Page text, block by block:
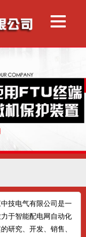
电气有限公司是一
于智能配电网自动化
研究、开发、销售、